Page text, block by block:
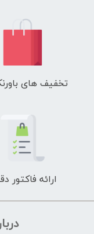
تخفیف های
ارائه فاکتور